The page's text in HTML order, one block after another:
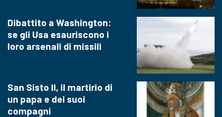
Dibattito a Washington:
se gli Usa esauriscono i
loro arsenali di missili
San Sisto II, il martirio di
un papa e dei suoi
compagni